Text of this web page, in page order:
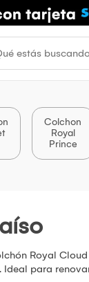
Colchon
Royal
Prince
Royal
para